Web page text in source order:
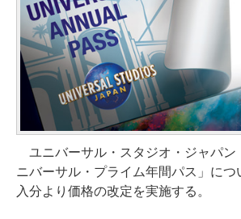
ユニバーサル・スタジオ・ジャパン
ニバーサル・プライム年間パス」につ
入分より価格の改定を実施する。